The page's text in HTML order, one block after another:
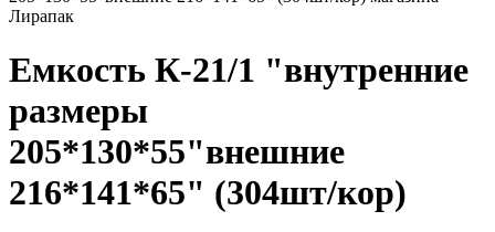
Емкость К-21/1 "внутренние
размеры
205*130*55"внешние
216*141*65" (304шт/кор)